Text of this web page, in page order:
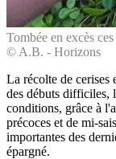
Tombée en excès
© A.B. - Horizons
La récolte de cerises
des débuts difficiles,
conditions, grâce à
précoces et de mi-­
importantes des
épargné.